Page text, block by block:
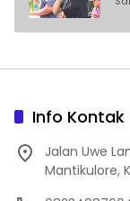
Info Kontak
Jalan Uwe
Mantikulore,